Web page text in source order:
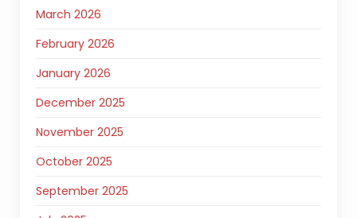
March 2026
February 2026
January 2026
December 2025
November 2025
October 2025
September 2025